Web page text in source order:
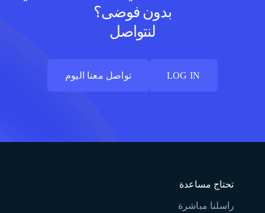
بدون فوضى؟
لنتواصل
تواصل معنا اليوم
LOG IN
تحتاج مساعدة
راسلنا مباشرة